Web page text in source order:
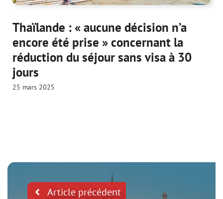
Thaïlande : « aucune décision n’a
encore été prise » concernant la
réduction du séjour sans visa à 30
jours
25 mars 2025
Article précédent